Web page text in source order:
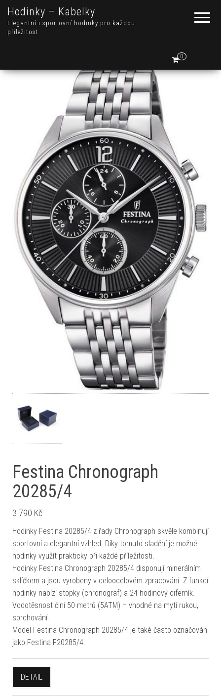
Hodinky – Kabelky
Elegantní i sportovní hodinky pro každou
příležitost
0
Festina Chronograph
20285/4
3 790 Kč
Hodinky Festina 20285/4 z řady Chronograph skvěle kombinují
sportovní a elegantní vzhled. Díky tomuto sladění je možné
hodinky využít prakticky při každé příležitosti.
Hodinky Festina Chronograph 20285/4 disponují minerálním
sklíčkem a jsou vyrobeny v celoocelovém zpracování. Z funkcí
hodinky nabízí stopky (chronograf) a 24 hodinový ciferník.
Vodotěsnost činí 50 metrů (5ATM) – vhodné na mytí rukou,
sprchování.
Model Festina Chronograph 20285/4 je také často označován
jako Festina F20285/4.
DETAIL